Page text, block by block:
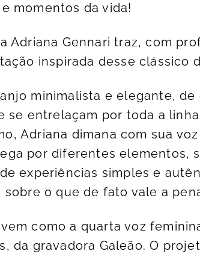
momentos da vida!
Adriana Gennari traz, com
inspirada desse clássico
minimalista e elegante,
se entrelaçam por toda a
Adriana dimana com sua
por diferentes elementos,
experiências simples e
o que de fato vale a
como a quarta voz
da gravadora Galeão. O